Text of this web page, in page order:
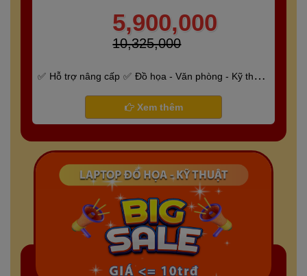
5,900,000
10,325,000
Hỗ trợ nâng cấp
Đồ họa - Văn phòng - Kỹ thuật
Bảo hành 6 tháng
Xem thêm